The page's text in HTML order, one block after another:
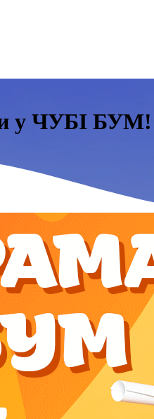
у ЧУБІ БУМ!